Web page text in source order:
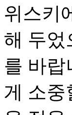
위스키
해 두었
를 바랍
게 소중